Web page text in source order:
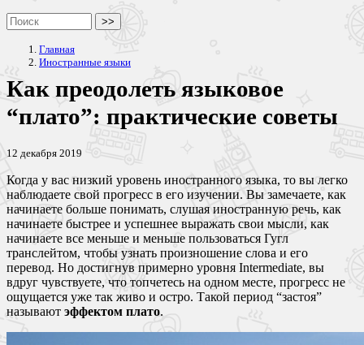
>>
Главная
Иностранные языки
Как преодолеть языковое
“плато”: практические советы
12 декабря 2019
Когда у вас низкий уровень иностранного языка, то вы легко
наблюдаете свой прогресс в его изучении. Вы замечаете, как
начинаете больше понимать, слушая иностранную речь, как
начинаете быстрее и успешнее выражать свои мысли, как
начинаете все меньше и меньше пользоваться Гугл
транслейтом, чтобы узнать произношение слова и его
перевод. Но достигнув примерно уровня Intermediate, вы
вдруг чувствуете, что топчетесь на одном месте, прогресс не
ощущается уже так живо и остро. Такой период “застоя”
называют эффектом плато.